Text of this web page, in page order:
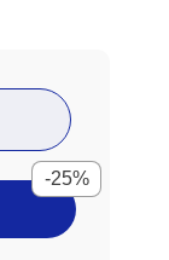
-25%